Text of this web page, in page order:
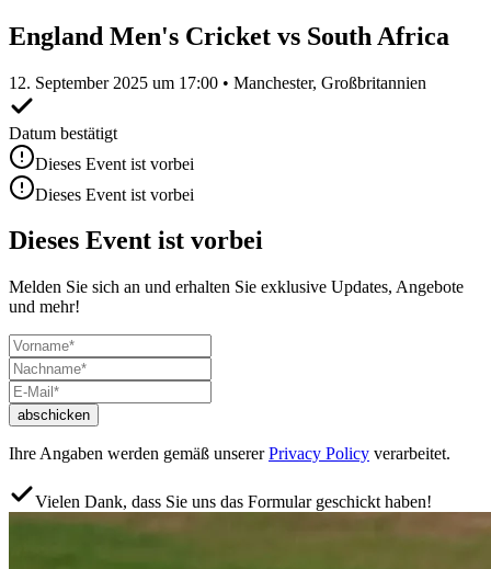
England Men's Cricket vs South Africa
12. September 2025 um 17:00 • Manchester, Großbritannien
Datum bestätigt
Dieses Event ist vorbei
Dieses Event ist vorbei
Dieses Event ist vorbei
Melden Sie sich an und erhalten Sie exklusive Updates, Angebote
und mehr!
abschicken
Ihre Angaben werden gemäß unsererPrivacy Policy verarbeitet.
Vielen Dank, dass Sie uns das Formular geschickt haben!